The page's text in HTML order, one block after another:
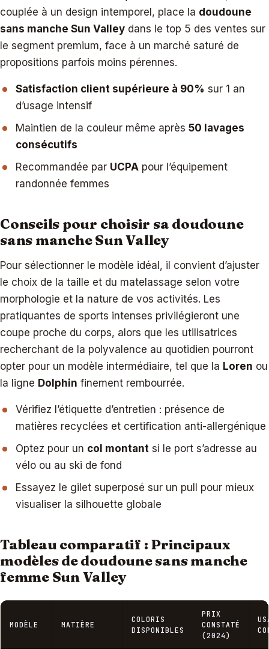
couplée à un design intemporel, place la doudoune
sans manche Sun Valley dans le top 5 des ventes sur
le segment premium, face à un marché saturé de
propositions parfois moins pérennes.
Satisfaction client supérieure à 90% sur 1 an
d’usage intensif
Maintien de la couleur même après 50 lavages
consécutifs
Recommandée par UCPA pour l’équipement
randonnée femmes
Conseils pour choisir sa doudoune
sans manche Sun Valley
Pour sélectionner le modèle idéal, il convient d’ajuster
le choix de la taille et du matelassage selon votre
morphologie et la nature de vos activités. Les
pratiquantes de sports intenses privilégieront une
coupe proche du corps, alors que les utilisatrices
recherchant de la polyvalence au quotidien pourront
opter pour un modèle intermédiaire, tel que la Loren ou
la ligne Dolphin finement rembourrée.
Vérifiez l’étiquette d’entretien : présence de
matières recyclées et certification anti-allergénique
Optez pour un col montant si le port s’adresse au
vélo ou au ski de fond
Essayez le gilet superposé sur un pull pour mieux
visualiser la silhouette globale
Tableau comparatif : Principaux
modèles de doudoune sans manche
femme Sun Valley
MODÈLE MATIÈRE
COLORIS
DISPONIBLES
PRIX
CONSTATÉ
(2024)